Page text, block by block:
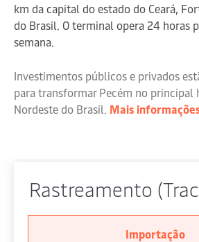
km da capital do estado do Ceará,
do Brasil. O terminal opera 24 horas
semana.
Investimentos públicos e privados
para transformar Pecém no principal
Nordeste do Brasil. Mais
Rastreamento
Importação
Enviar
Enviar
Enviar